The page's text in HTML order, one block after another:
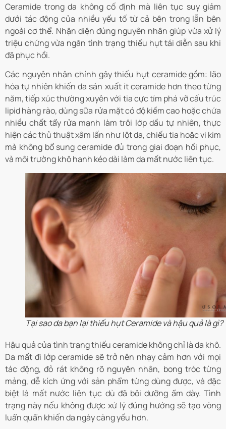
Ceramide trong da không cố định mà liên tục suy giảm
dưới tác động của nhiều yếu tố từ cả bên trong lẫn bên
ngoài cơ thể. Nhận diện đúng nguyên nhân giúp vừa xử lý
triệu chứng vừa ngăn tình trạng thiếu hụt tái diễn sau khi
đã phục hồi.
Các nguyên nhân chính gây thiếu hụt ceramide gồm: lão
hóa tự nhiên khiến da sản xuất ít ceramide hơn theo từng
năm, tiếp xúc thường xuyên với tia cực tím phá vỡ cấu trúc
lipid hàng rào, dùng sữa rửa mặt có độ kiềm cao hoặc chứa
nhiều chất tẩy rửa mạnh làm trôi lớp dầu tự nhiên, thực
hiện các thủ thuật xâm lấn như lột da, chiếu tia hoặc vi kim
mà không bổ sung ceramide đủ trong giai đoạn hồi phục,
và môi trường khô hanh kéo dài làm da mất nước liên tục.
Tại sao da bạn lại thiếu hụt Ceramide và hậu quả là gì?
Hậu quả của tình trạng thiếu ceramide không chỉ là da khô.
Da mất đi lớp ceramide sẽ trở nên nhạy cảm hơn với mọi
tác động, đỏ rát không rõ nguyên nhân, bong tróc từng
mảng, dễ kích ứng với sản phẩm từng dùng được, và đặc
biệt là mất nước liên tục dù đã bôi dưỡng ẩm dày. Tình
trạng này nếu không được xử lý đúng hướng sẽ tạo vòng
luẩn quẩn khiến da ngày càng yếu hơn.